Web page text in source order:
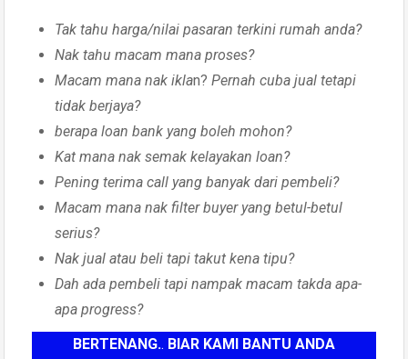
Tak tahu harga/nilai pasaran terkini rumah anda?
Nak tahu macam mana proses?
Macam mana nak iklan? Pernah cuba jual tetapi
tidak berjaya?
berapa loan bank yang boleh mohon?
Kat mana nak semak kelayakan loan?
Pening terima call yang banyak dari pembeli?
Macam mana nak filter buyer yang betul-betul
serius?
Nak jual atau beli tapi takut kena tipu?
Dah ada pembeli tapi nampak macam takda apa-
apa progress?
BERTENANG.. BIAR KAMI BANTU ANDA